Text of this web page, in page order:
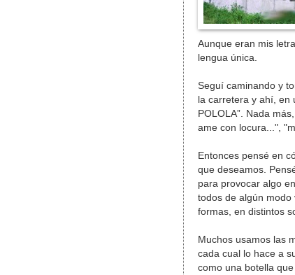
Aunque eran mis
lengua única.
Seguí caminando y
la carretera y ahí, en
POLOLA”. Nada
ame con locura...",
Entonces pensé en
que deseamos.
para provocar algo
todos de algún modo
formas, en distintos
Muchos usamos las
cada cual lo hace a
como una botella